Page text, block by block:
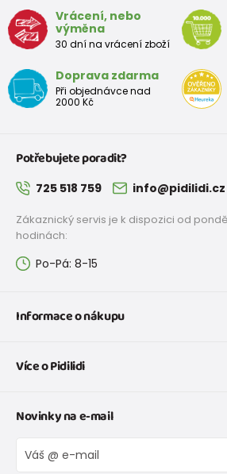
Vrácení, nebo
výměna
30 dní na vrácení zboží
Doprava zdarma
Při objednávce nad
2000 Kč
Potřebujete poradit?
725 518 759 info@pidilidi.cz
Zákaznický servis je k dispozici od
hodinách:
Po-Pá: 8-15
Informace o nákupu
Doprava a platba
Tabulka velikostí obuvi
Vrácení zboží a reklamace
Reklamační řád
Více o Pidilidi
O nás
Blog
Velkoobchod PiDiLiDi
Novinky na e-mail